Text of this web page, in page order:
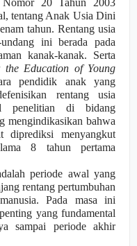
Nomor 20 Tahun 2003
tentang Anak Usia Dini
tahun. Rentang usia
ini berada pada
kanak-kanak. Serta
Education of Young
pendidik anak yang
rentang usia
penelitian di bidang
mengindikasikan bahwa
diprediksi menyangkut
8 tahun pertama
periode awal yang
rentang pertumbuhan
Pada masa ini
yang fundamental
sampai periode akhir